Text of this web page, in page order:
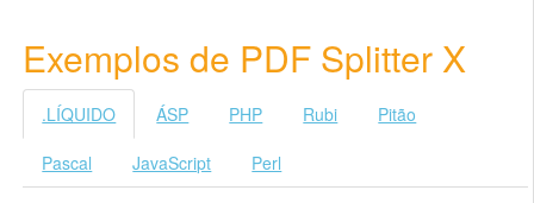
Exemplos de PDF Splitter X
.LÍQUIDO ÁSP PHP Rubi Pitão
Pascal JavaScript Perl